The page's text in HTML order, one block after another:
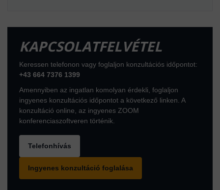
KAPCSOLATFELVÉTEL
Keressen telefonon vagy foglaljon konzultációs időpontot:
+43 664 7376 1399
Amennyiben az ingatlan komolyan érdekli, foglaljon
ingyenes konzultációs időpontot a következő linken. A
konzultáció online, az ingyenes ZOOM
konferenciaszoftveren történik.
Telefonhívás
Ingyenes konzultáció foglalása